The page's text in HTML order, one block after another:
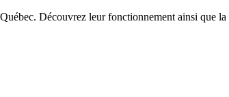
Découvrez leur fonctionnement ainsi que la